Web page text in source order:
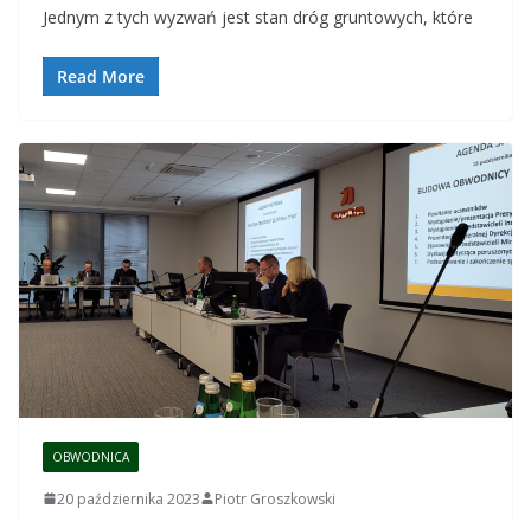
b
o
o
s gr e
Jednym z tych wyzwań jest stan dróg gruntowych, które
Read More
OBWODNICA
20 października 2023 Piotr Groszkowski